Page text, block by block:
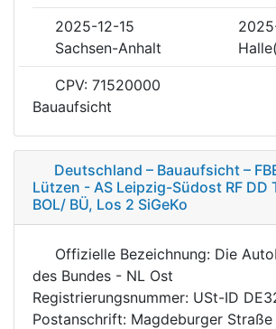
2025-12-15
Sachsen-Anhalt
CPV: 71520000
Bauaufsicht
Deutschland – Bauaufsicht –
Lützen - AS Leipzig-Südost RF DD
BOL/ BÜ, Los 2 SiGeKo
Offizielle Bezeichnung: Die
des Bundes - NL Ost
Registrierungsnummer: USt-ID
Postanschrift: Magdeburger Straße